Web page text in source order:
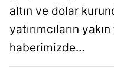
altın ve dolar
yatırımcıların
haberimizde…